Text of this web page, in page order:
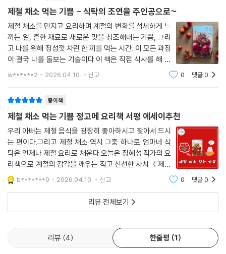
이 책에서 소개하는 ‘채소 집밥’의 핵심은 ‘완벽함’이 아니라 ‘지속성’이다.
20분 만에 완성하기, 식재료를 조금만 사서 끝까지 비우기, 내 입맛에 맞
는 간을 찾기 등 저자가 오래 채소 집밥을 지속하며 깨닫게 된 것들을 하나
하나 소개한다. 거창한 요리를 결심할 필요도, 다양한 재료를 사두고 남길
걱정을 할 필요도 없다. 책은 가장 간단한 활용법부터 차근차근 안내하며,
한 번만 완성해보면 채소를 꺼내 손질하고 팬과 냄비 하나로 요리해 식탁
을 채우는 일이 어느새 익숙한 루틴이 될 수 있음을 보여준다.
“채소로 밥을 해 먹다 보면
살아 있다는 감각을 매일 마주하게 된다”
『제철 채소 먹는 기쁨』 속에는 채소를 향한 저자의 따뜻한 시선이 담겨 있
다. 어린 시절 처음 요리를 해본 기억부터 가장 힘들었던 시절 위로가 되어
준 채소 집밥 한 끼까지. 삶의 중요한 순간마다 채소가 메인인 식탁이 함께
했다. 지금도 작가는 계절이 바뀌면 지인의 농장을 찾아 깻잎과 무 같은 채
소가 자라는 모습을 살피고, 수확하거나 장 본 채소를 집으로 가져와 오래
먹을 수 있게 보관하며, 그날 가장 먹고 싶은 요리를 만든다. 이렇듯 재료를
만지고 살피고 조리하는 과정을 통해 우리의 감각은 더 선명해진다.
이 책은 장보기와 채소 보관법, 요리의 기본 요령 등 채소를 집밥에 꾸준히
활용하기 위한 방법도 차근차근 정리해두었다. 채소만으로도 얼마나 다양
제철 채소 먹는 기쁨 - 식탁의 조연을 주인공으로~
제철 채소를 만지고 요리하며 계절의 변화를 섬세하게 느
끼는 일, 흔한 재료로 새로운 맛을 창조해내는 기쁨, 그리
고 나를 위해 정성껏 차린 한 끼를 먹는 시간. 이 모든 과정
이 결국 나를 돌보는 기술이다.이 책은 직접 식사를 해 먹
는 사람 정고메가 제철 채소만으로도 식사가 얼마나 풍요
w******2 2026.04.10. 신고 0 댓글0
종이책
제철 채소 먹는 기쁨 정고메 요리책 서평 에세이추천
우리 아빠는 제철 음식을 굉장히 좋아하시고 찾아서 드시
는 편이다.그리고 제철 채소 역시 그중 하나로 엄마네 식
탁은 언제나 제철 요리로 채운다.오늘은 정혜성 작가의 요
리책으로 계절의 감각을 깨우는 작고 신선한 사치 ＜제철
채소 먹는 기쁨＞ 책을 서평 하며,제철 채소가 건네는 기
쁨을 전하려 한다.21세기북스 출판사의 신간도서로 레시
피가 담긴 요리 에세이로 추천한다.나는 고
b*******9 2026.04.10. 신고 0 댓글0
리뷰 전체보기
리뷰 4 한줄평 1